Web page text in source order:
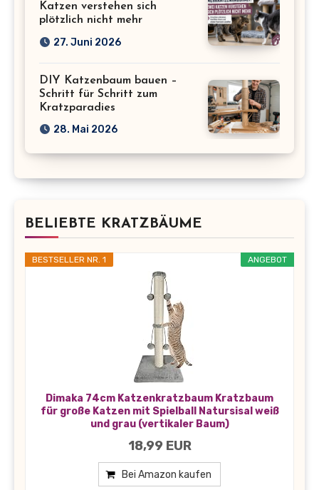
Katzen verstehen sich
plötzlich nicht mehr
27. Juni 2026
DIY Katzenbaum bauen –
Schritt für Schritt zum
Kratzparadies
28. Mai 2026
BELIEBTE KRATZBÄUME
ANGEBOT
BESTSELLER NR. 1
Dimaka 74cm Katzenkratzbaum Kratzbaum
für große Katzen mit Spielball Natursisal weiß
und grau (vertikaler Baum)
18,99 EUR
Bei Amazon kaufen